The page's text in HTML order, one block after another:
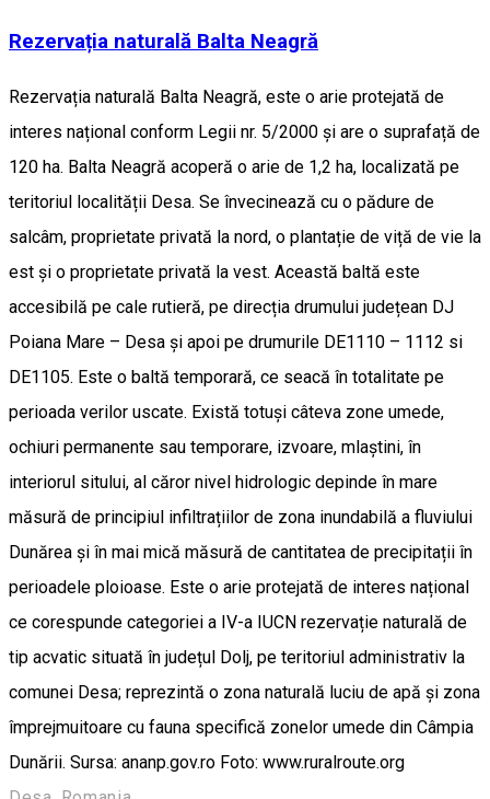
Rezervația naturală Balta Neagră
Rezervația naturală Balta Neagră, este o arie protejată de
interes național conform Legii nr. 5/2000 și are o suprafață de
120 ha. Balta Neagră acoperă o arie de 1,2 ha, localizată pe
teritoriul localității Desa. Se învecinează cu o pădure de
salcâm, proprietate privată la nord, o plantație de viță de vie la
est și o proprietate privată la vest. Această baltă este
accesibilă pe cale rutieră, pe direcția drumului județean DJ
Poiana Mare – Desa și apoi pe drumurile DE1110 – 1112 si
DE1105. Este o baltă temporară, ce seacă în totalitate pe
perioada verilor uscate. Există totuși câteva zone umede,
ochiuri permanente sau temporare, izvoare, mlaștini, în
interiorul sitului, al căror nivel hidrologic depinde în mare
măsură de principiul infiltrațiilor de zona inundabilă a fluviului
Dunărea și în mai mică măsură de cantitatea de precipitații în
perioadele ploioase. Este o arie protejată de interes național
ce corespunde categoriei a IV-a IUCN rezervație naturală de
tip acvatic situată în județul Dolj, pe teritoriul administrativ la
comunei Desa; reprezintă o zona naturală luciu de apă și zona
împrejmuitoare cu fauna specifică zonelor umede din Câmpia
Dunării. Sursa: ananp.gov.ro Foto: www.ruralroute.org